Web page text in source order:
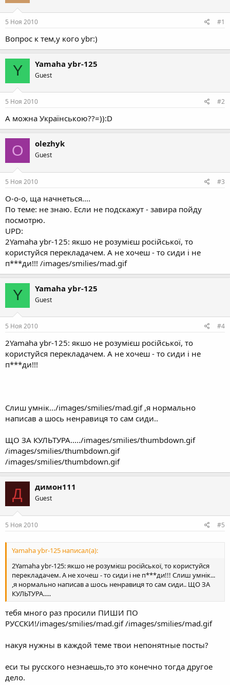
5 Ноя 2010 #1
Вопрос к тем,у кого ybr:)
Y Yamaha ybr-125
Guest
5 Ноя 2010 #2
А можна Українською??=)):D
O olezhyk
Guest
5 Ноя 2010 #3
О-о-о, ща начнеться....
По теме: не знаю. Если не подскажут - завира пойду
посмотрю.
UPD:
2Yamaha ybr-125: якшо не розумієш російської, то
користуйся перекладачем. А не хочеш - то сиди і не
п***ди!!! /images/smilies/mad.gif
Y Yamaha ybr-125
Guest
5 Ноя 2010 #4
2Yamaha ybr-125: якшо не розумієш російської, то
користуйся перекладачем. А не хочеш - то сиди і не
п***ди!!!
Слиш умнік.../images/smilies/mad.gif ,я нормально
написав а шось ненравиця то сам сиди..
ЩО ЗА КУЛЬТУРА...../images/smilies/thumbdown.gif
/images/smilies/thumbdown.gif
/images/smilies/thumbdown.gif
Д димон111
Guest
5 Ноя 2010 #5
Yamaha ybr-125 написал(а):
2Yamaha ybr-125: якшо не розумієш російської, то користуйся
перекладачем. А не хочеш - то сиди і не п***ди!!! Слиш умнік...
,я нормально написав а шось ненравиця то сам сиди.. ЩО ЗА
КУЛЬТУРА.....
тебя много раз просили ПИШИ ПО
РУССКИ!/images/smilies/mad.gif /images/smilies/mad.gif
накуя нужны в каждой теме твои непонятные посты?
еси ты русского незнаешь,то это конечно тогда другое
дело.